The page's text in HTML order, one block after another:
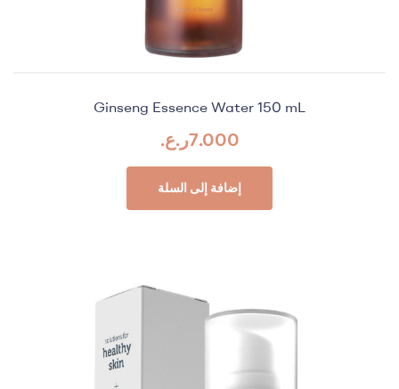
Ginseng Essence Water 150 mL
7.000ر.ع.
إضافة إلى السلة